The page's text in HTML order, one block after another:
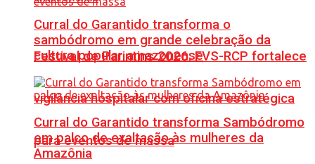
Festival de Parintins 2026: FVS-RCP fortalece
vigilância hospitalar com oficina estratégica
para eventos de massa
Curral do Garantido transforma o
sambódromo em grande celebração da
cultura popular amazonense
Curral do Garantido transforma Sambódromo
em palco de exaltação às mulheres da
Amazônia